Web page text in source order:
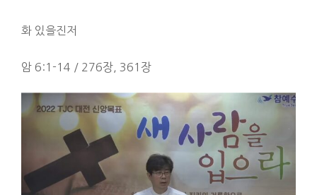
화 있을진저
암 6:1-14 / 276장, 361장